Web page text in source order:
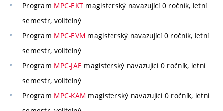
Program MPC-EKT magisterský navazující 0 ročník, letní
semestr, volitelný
Program MPC-EVM magisterský navazující 0 ročník, letní
semestr, volitelný
Program MPC-JAE magisterský navazující 0 ročník, letní
semestr, volitelný
Program MPC-KAM magisterský navazující 0 ročník, letní